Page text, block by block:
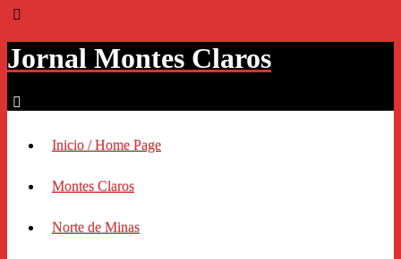
Jornal Montes Claros
Inicio / Home Page
Montes Claros
Norte de Minas